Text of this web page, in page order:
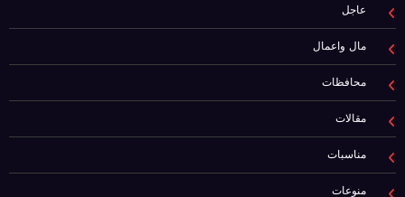
عاجل
مال واعمال
محافظات
مقالات
مناسبات
منوعات